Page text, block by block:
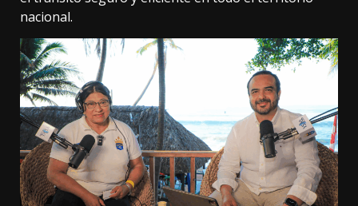
nacional.